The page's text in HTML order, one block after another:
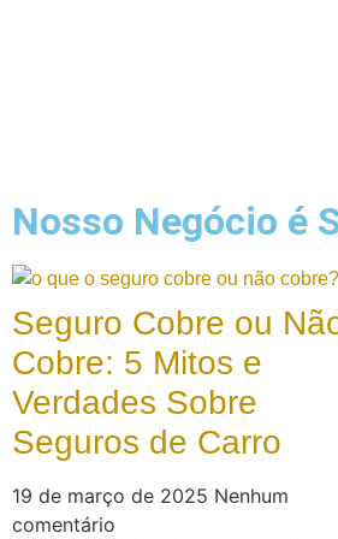
Nosso Negócio é
Seguro Cobre ou
Cobre: 5 Mitos e
Verdades Sobre
Seguros de Carro
19 de março de 2025 Nenhum
comentário